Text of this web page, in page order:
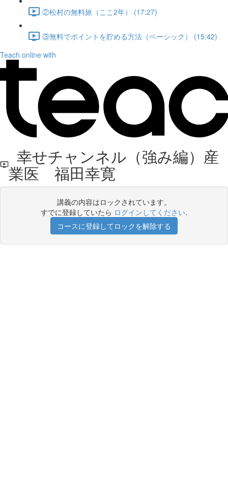
②松村の無料旅（ここ2年） (17:27)
③無料でポイントを貯める方法（ベーシック） (15:42)
Teach online with
幸せチャンネル（強み編）産
業医 福田幸寛
講義の内容はロックされています。
すでに登録していたら ログインしてください.
コースに登録してロックを解除する